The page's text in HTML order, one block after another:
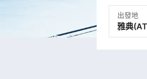
出發地